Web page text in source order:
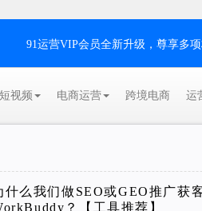
91运营VIP会员全新升级，尊享多项
短视频 电商运营 跨境电商 运
什么我们做SEO或GEO推广获
？【工具推荐】